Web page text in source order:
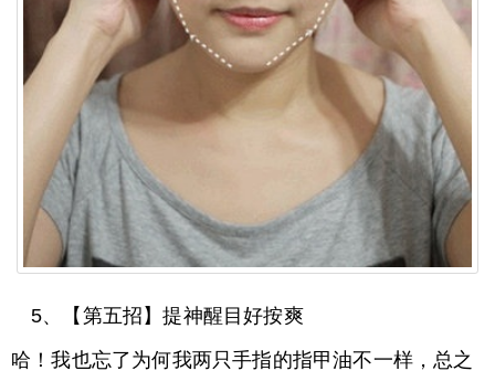
5、【第五招】提神醒目好按爽
哈！我也忘了为何我两只手指的指甲油不一样，总之